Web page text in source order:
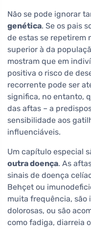
Não se pode ignorar
genética. Se os pais
de estas se repetirem
superior à da
mostram que em
positiva o risco de
recorrente pode ser
significa, no entanto,
das aftas – a
sensibilidade aos
influenciáveis.
Um capítulo especial
outra doença. As
sinais de doença
Behçet ou
muita frequência, são
dolorosas, ou são
como fadiga, diarreia